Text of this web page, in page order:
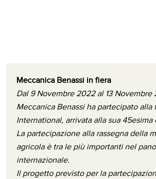
Meccanica Benassi in fiera
Dal 9 Novembre 2022 al 13 Novembre
Meccanica Benassi ha partecipato alla
International, arrivata alla sua 45esima
La partecipazione alla rassegna della
agricola è tra le più importanti nel
internazionale.
Il progetto previsto per la